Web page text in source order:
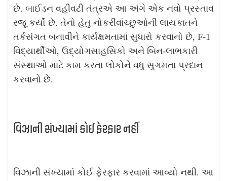
છે. બાઈડન વહીવટી તંત્રએ આ અંગે એક નવો પ્રસ્તાવ
રજૂ કર્યો છે. તેનો હેતુ નોકરીવાંચ્છુઓની લાયકાતને
તર્કસંગત બનાવીને કાર્યક્ષમતામાં સુધારો કરવાનો છે, F-1
વિદ્યાર્થીઓ, ઉદ્યોગસાહસિકો અને બિન-લાભકારી
સંસ્થાઓ માટે કામ કરતા લોકોને વધુ સુગમતા પ્રદાન
કરવાનો છે.
વિઝાની સંખ્યામાં કોઈ ફેરફાર નહીં
વિઝાની સંખ્યામાં કોઈ ફેરફાર કરવામાં આવ્યો નથી. આ